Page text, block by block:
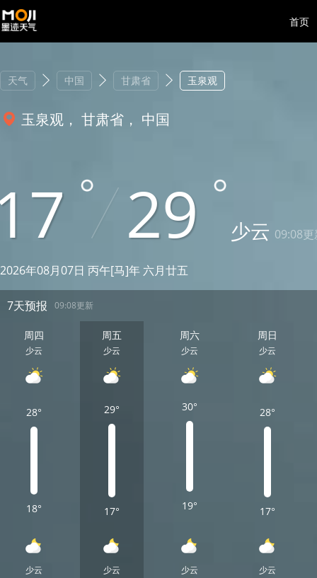
首页
天气 中国 甘肃省 玉泉观
玉泉观， 甘肃省， 中国
29 少云 09:08
2026年08月07日 丙午[马]年 六月廿五
7天预报 09:08更新
周四
少云
28°
18°
少云
周五
少云
29°
17°
少云
周六
少云
30°
19°
少云
周日
少云
28°
17°
少云